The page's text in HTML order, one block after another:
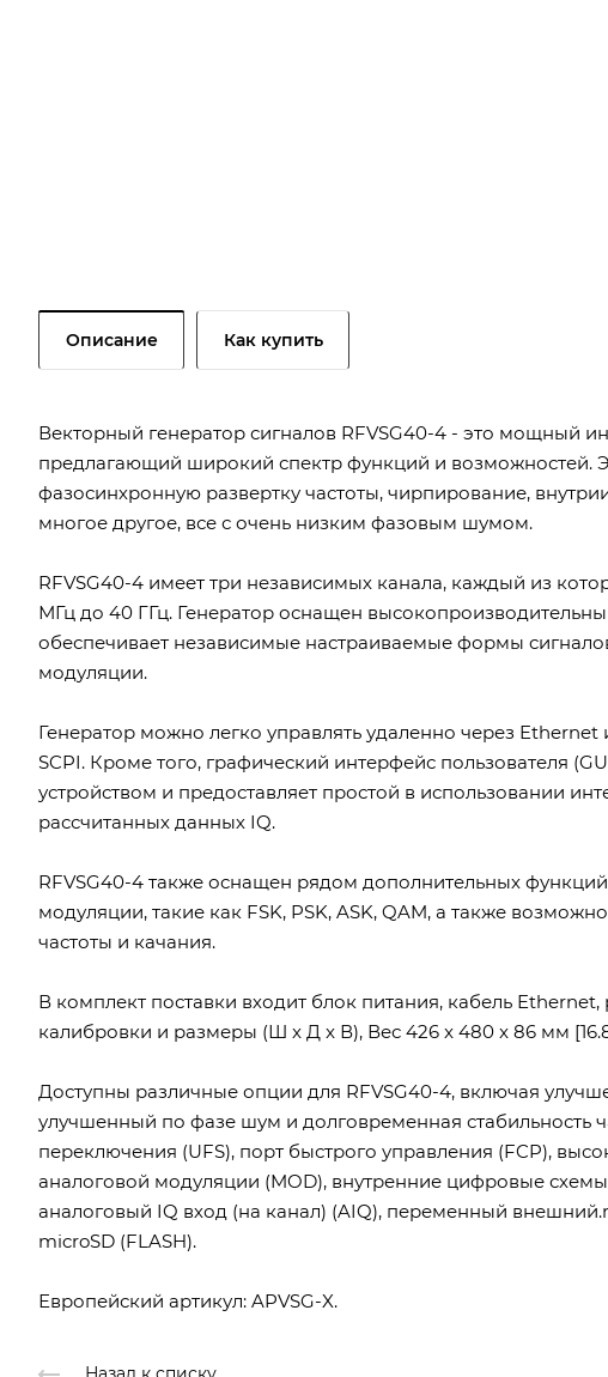
Описание Как купить
Векторный генератор сигналов RFVSG40-4 - это мощный
предлагающий широкий спектр функций и возможностей.
фазосинхронную развертку частоты, чирпирование,
многое другое, все с очень низким фазовым шумом.
RFVSG40-4 имеет три независимых канала, каждый из
МГц до 40 ГГц. Генератор оснащен
обеспечивает независимые настраиваемые формы
модуляции.
Генератор можно легко управлять удаленно через
SCPI. Кроме того, графический интерфейс пользователя
устройством и предоставляет простой в использовании
рассчитанных данных IQ.
RFVSG40-4 также оснащен рядом дополнительных
модуляции, такие как FSK, PSK, ASK, QAM, а также
частоты и качания.
В комплект поставки входит блок питания, кабель Ethernet,
калибровки и размеры (Ш x Д x В), Вес 426 x 480 x 86 мм [16.8
Доступны различные опции для RFVSG40-4, включая
улучшенный по фазе шум и долговременная стабильность
переключения (UFS), порт быстрого управления (FCP),
аналоговой модуляции (MOD), внутренние цифровые
аналоговый IQ вход (на канал) (AIQ), переменный
microSD (FLASH).
Европейский артикул: APVSG-X.